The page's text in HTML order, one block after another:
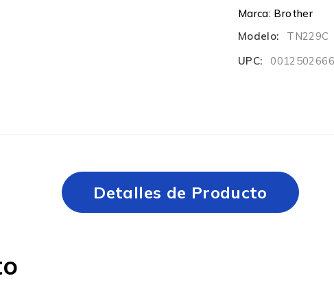
Marca: Brother
Modelo:
TN229C
UPC:
Detalles de Producto